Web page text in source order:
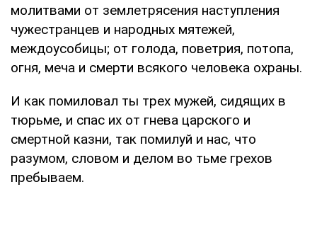
молитвами от землетрясения наступления
чужестранцев и народных мятежей,
междоусобицы; от голода, поветрия, потопа,
огня, меча и смерти всякого человека охраны.
И как помиловал ты трех мужей, сидящих в
тюрьме, и спас их от гнева царского и
смертной казни, так помилуй и нас, что
разумом, словом и делом во тьме грехов
пребываем.